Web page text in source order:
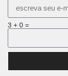
3 + 0 =